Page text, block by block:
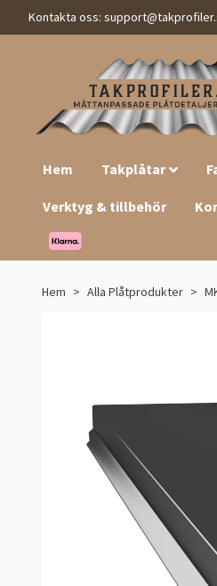
Kontakta oss:
Hem Takplåtar
Verktyg & tillbehör
Hem Alla Plåtprodukter